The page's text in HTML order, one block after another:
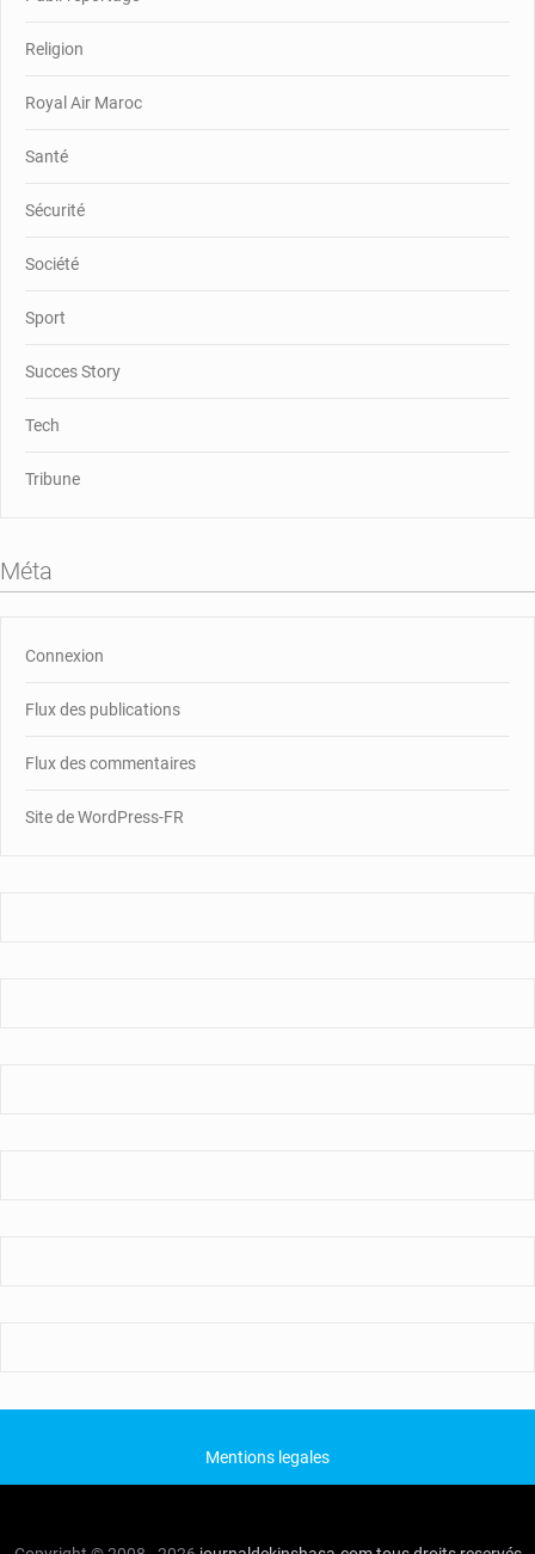
Religion
Royal Air Maroc
Santé
Sécurité
Société
Sport
Succes Story
Tech
Tribune
Méta
Connexion
Flux des publications
Flux des commentaires
Site de WordPress-FR
Mentions legales